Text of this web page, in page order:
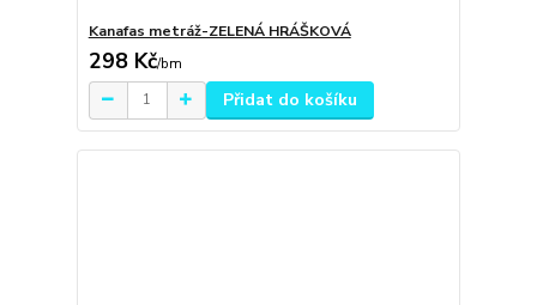
Kanafas metráž-ZELENÁ HRÁŠKOVÁ
298 Kč/bm
Přidat do košíku